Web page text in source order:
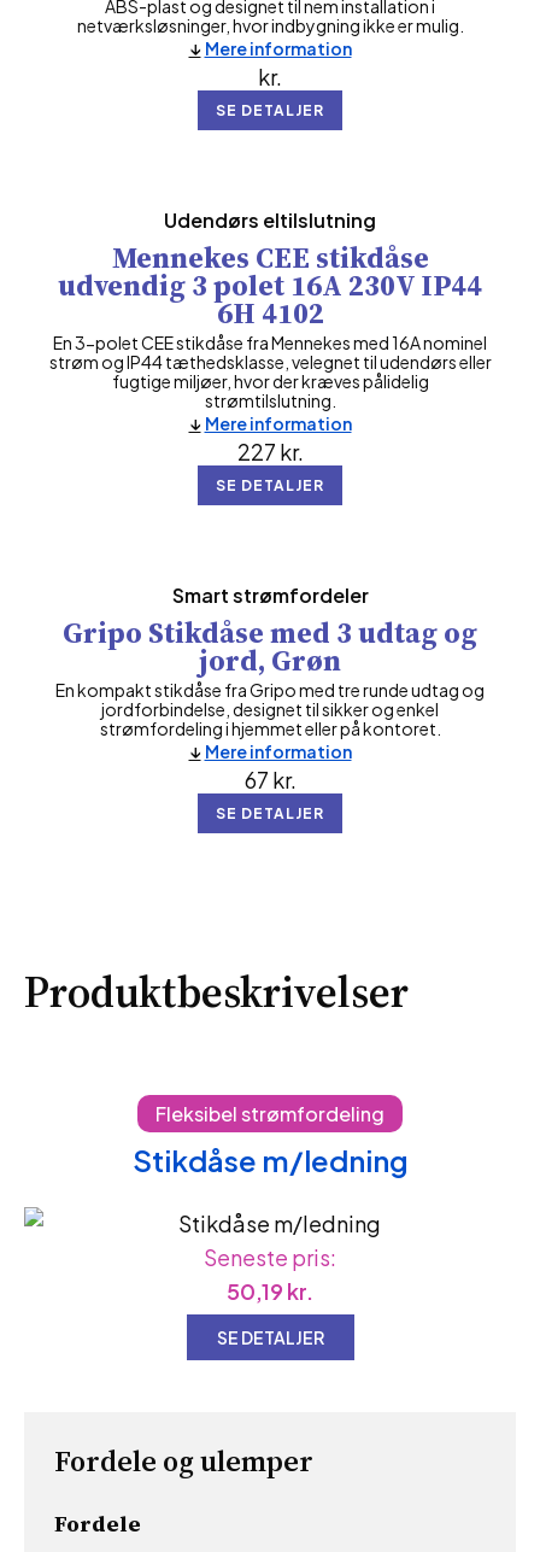
ABS-plast og designet til nem installation i
netværksløsninger, hvor indbygning ikke er mulig.
kr.
SE DETALJER
Mere information
Udendørs eltilslutning
Mennekes CEE stikdåse
udvendig 3 polet 16A 230V IP44
6H 4102
En 3-polet CEE stikdåse fra Mennekes med 16A nominel
strøm og IP44 tæthedsklasse, velegnet til udendørs eller
fugtige miljøer, hvor der kræves pålidelig
strømtilslutning.
227 kr.
SE DETALJER
Mere information
Smart strømfordeler
Gripo Stikdåse med 3 udtag og
jord, Grøn
En kompakt stikdåse fra Gripo med tre runde udtag og
jordforbindelse, designet til sikker og enkel
strømfordeling i hjemmet eller på kontoret.
67 kr.
SE DETALJER
Mere information
Produktbeskrivelser
Fleksibel strømfordeling
Stikdåse m/ledning
Fordele og ulemper
Fordele
Seneste pris:
50,19 kr.
SE DETALJER